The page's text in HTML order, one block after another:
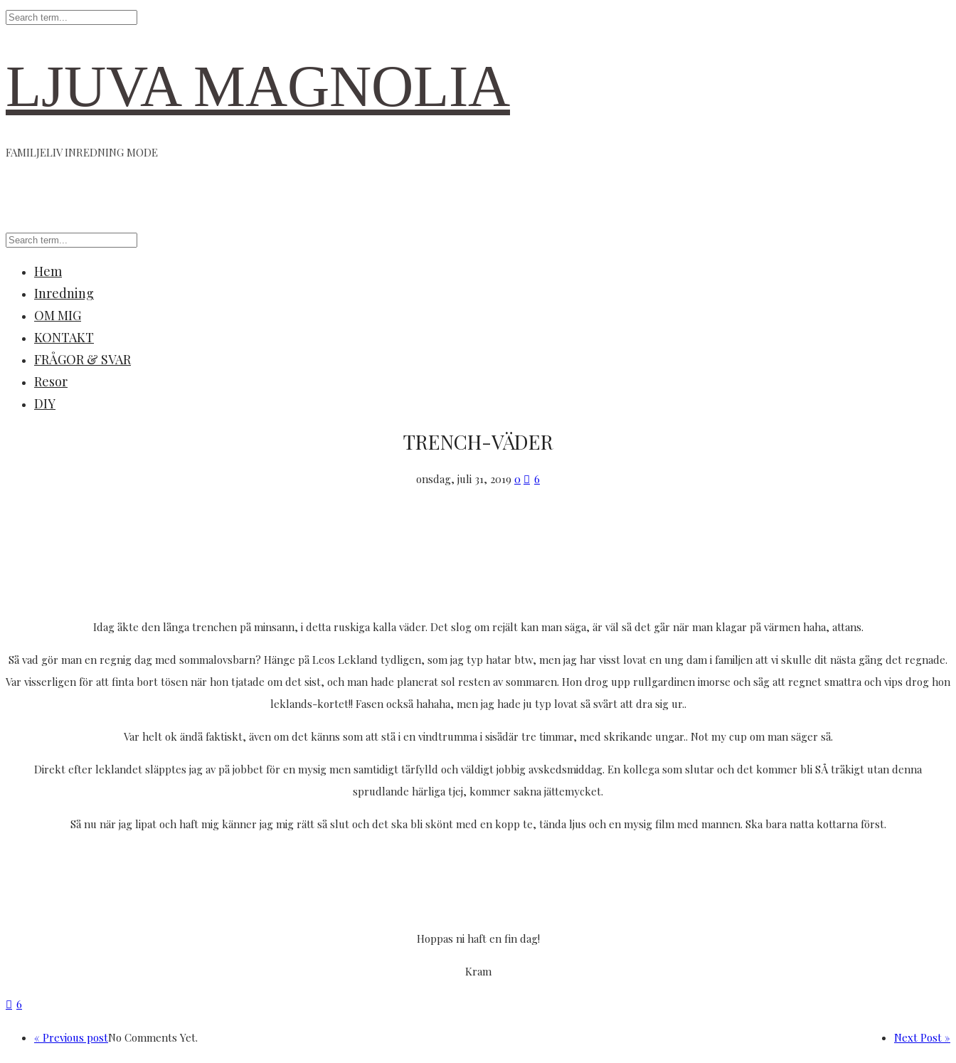
LJUVA MAGNOLIA
FAMILJELIV INREDNING MODE
Hem
Inredning
OM MIG
KONTAKT
FRÅGOR & SVAR
Resor
DIY
TRENCH-VÄDER
onsdag, juli 31, 2019 0 6
Idag åkte den långa trenchen på minsann, i detta ruskiga kalla väder. Det slog om rejält kan man säga, är väl så det går när man klagar på värmen haha, attans.
Så vad gör man en regnig dag med sommalovsbarn? Hänge på Leos Lekland tydligen, som jag typ hatar btw, men jag har visst lovat en ung dam i familjen att vi skulle dit nästa gång det regnade.
Var visserligen för att finta bort tösen när hon tjatade om det sist, och man hade planerat sol resten av sommaren. Hon drog upp rullgardinen imorse och såg att regnet smattra och vips drog hon
leklands-kortet!! Fasen också hahaha, men jag hade ju typ lovat så svårt att dra sig ur..
Var helt ok ändå faktiskt, även om det känns som att stå i en vindtrumma i sisådär tre timmar, med skrikande ungar.. Not my cup om man säger så.
Direkt efter leklandet släpptes jag av på jobbet för en mysig men samtidigt tårfylld och väldigt jobbig avskedsmiddag. En kollega som slutar och det kommer bli SÅ tråkigt utan denna
sprudlande härliga tjej, kommer sakna jättemycket.
Så nu när jag lipat och haft mig känner jag mig rätt så slut och det ska bli skönt med en kopp te, tända ljus och en mysig film med mannen. Ska bara natta kottarna först.
Hoppas ni haft en fin dag!
Kram
6
« Previous post Next Post »
No Comments Yet.